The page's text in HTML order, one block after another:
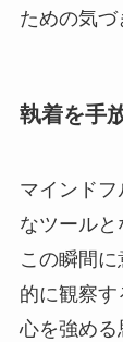
ための気づ
執着を手
マインド
なツール
この瞬間
的に観察
心を強める